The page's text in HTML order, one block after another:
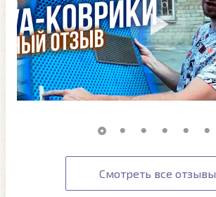
Смотреть все отзывы